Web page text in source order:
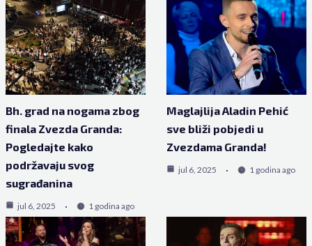
Bh. grad na nogama zbog
finala Zvezda Granda:
Pogledajte kako
podržavaju svog
sugrađanina
jul 6, 2025 1 godina ago
Maglajlija Aladin Pehić
sve bliži pobjedi u
Zvezdama Granda!
jul 6, 2025 1 godina ago